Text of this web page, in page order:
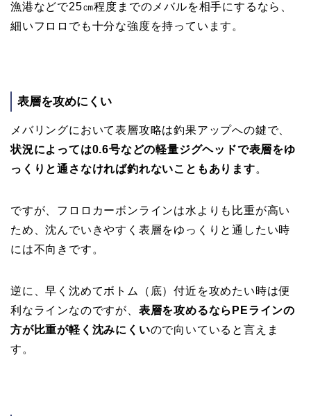
漁港などで25㎝程度までのメバルを相手にするなら、
細いフロロでも十分な強度を持っています。
表層を攻めにくい
メバリングにおいて表層攻略は釣果アップへの鍵で、
状況によっては0.6号などの軽量ジグヘッドで表層をゆ
っくりと通さなければ釣れないこともあります。
ですが、フロロカーボンラインは水よりも比重が高い
ため、沈んでいきやすく表層をゆっくりと通したい時
には不向きです。
逆に、早く沈めてボトム（底）付近を攻めたい時は便
利なラインなのですが、 表層を攻めるならPEラインの
方が比重が軽く沈みにくいので向いていると言えま
す。